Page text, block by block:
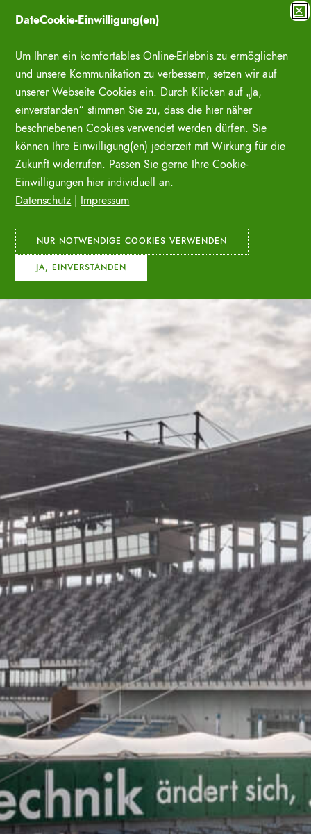
Inhalt
✕
DateCookie-Einwilligung(en)
Um Ihnen ein komfortables Online-Erlebnis zu ermöglichen
und unsere Kommunikation zu verbessern, setzen wir auf
unserer Webseite Cookies ein. Durch Klicken auf „Ja,
einverstanden“ stimmen Sie zu, dass die hier näher
beschriebenen Cookies verwendet werden dürfen. Sie
können Ihre Einwilligung(en) jederzeit mit Wirkung für die
Zukunft widerrufen. Passen Sie gerne Ihre Cookie-
Einwilligungen hierindividuell an.
Datenschutz
Impressum